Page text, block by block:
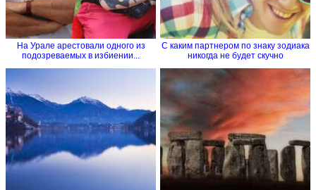
На Урале арестовали одного из
подозреваемых в избиении...
С каким партнером по знаку зодиака
никогда не будет скучно